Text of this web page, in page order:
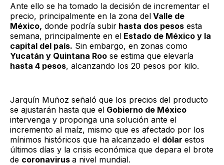
Ante ello se ha tomado la decisión de incrementar el
precio, principalmente en la zona del Valle de
México, donde podría subir hasta dos pesos esta
semana, principalmente en el Estado de México y la
capital del país. Sin embargo, en zonas como
Yucatán y Quintana Roo se estima que elevaría
hasta 4 pesos, alcanzando los 20 pesos por kilo.
Jarquín Muñoz señaló que los precios del producto
se ajustarán hasta que el Gobierno de México
intervenga y proponga una solución ante el
incremento al maíz, mismo que es afectado por los
mínimos históricos que ha alcanzado el dólar estos
últimos días y la crisis económica que depara el brote
de coronavirus a nivel mundial.